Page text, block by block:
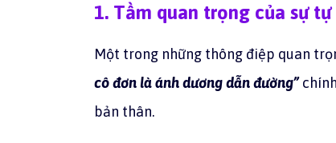
1. Tầm quan trọng của sự
Một trong những thông điệp quan
cô đơn là ánh dương dẫn đường”
bản thân.